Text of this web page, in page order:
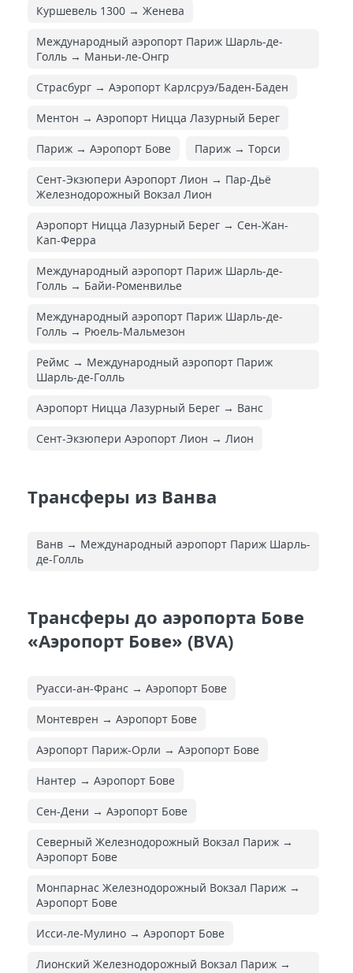
Куршевель 1300 → Женева
Международный аэропорт Париж Шарль-де-
Голль → Маньи-ле-Онгр
Страсбург → Аэропорт Карлсруэ/Баден-Баден
Ментон → Аэропорт Ницца Лазурный Берег
Париж → Аэропорт Бове Париж → Торси
Сент-Экзюпери Аэропорт Лион → Пар-Дьё
Железнодорожный Вокзал Лион
Аэропорт Ницца Лазурный Берег → Сен-Жан-
Кап-Ферра
Международный аэропорт Париж Шарль-де-
Голль → Байи-Роменвилье
Международный аэропорт Париж Шарль-де-
Голль → Рюель-Мальмезон
Реймс → Международный аэропорт Париж
Шарль-де-Голль
Аэропорт Ницца Лазурный Берег → Ванс
Сент-Экзюпери Аэропорт Лион → Лион
Трансферы из Ванва
Ванв → Международный аэропорт Париж Шарль-
де-Голль
Трансферы до аэропорта Бове
«Аэропорт Бове» (BVA)
Руасси-ан-Франс → Аэропорт Бове
Монтеврен → Аэропорт Бове
Аэропорт Париж-Орли → Аэропорт Бове
Нантер → Аэропорт Бове
Сен-Дени → Аэропорт Бове
Северный Железнодорожный Вокзал Париж →
Аэропорт Бове
Монпарнас Железнодорожный Вокзал Париж →
Аэропорт Бове
Исси-ле-Мулино → Аэропорт Бове
Лионский Железнодорожный Вокзал Париж →